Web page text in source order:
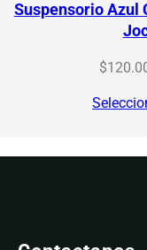
Suspensorio Azul
$